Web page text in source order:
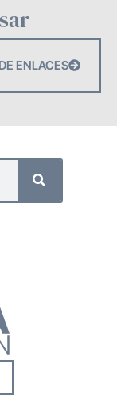
ENLACES